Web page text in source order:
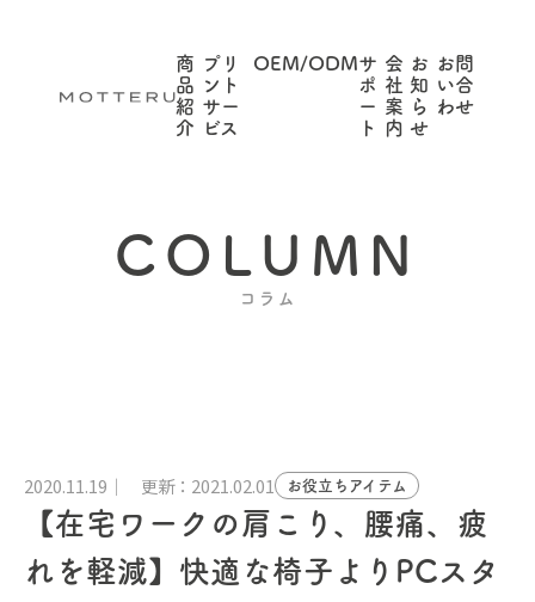
商
品
紹
介
プリ
ント
サー
ビス
OEM/ODMサ
ポ
ー
ト
会
社
案
内
お
知
ら
せ
お問
い合
わせ
COLUMN
コラム
2020.11.19 更新：2021.02.01 お役立ちアイテム
【在宅ワークの肩こり、腰痛、疲
れを軽減】快適な椅子よりPCスタ